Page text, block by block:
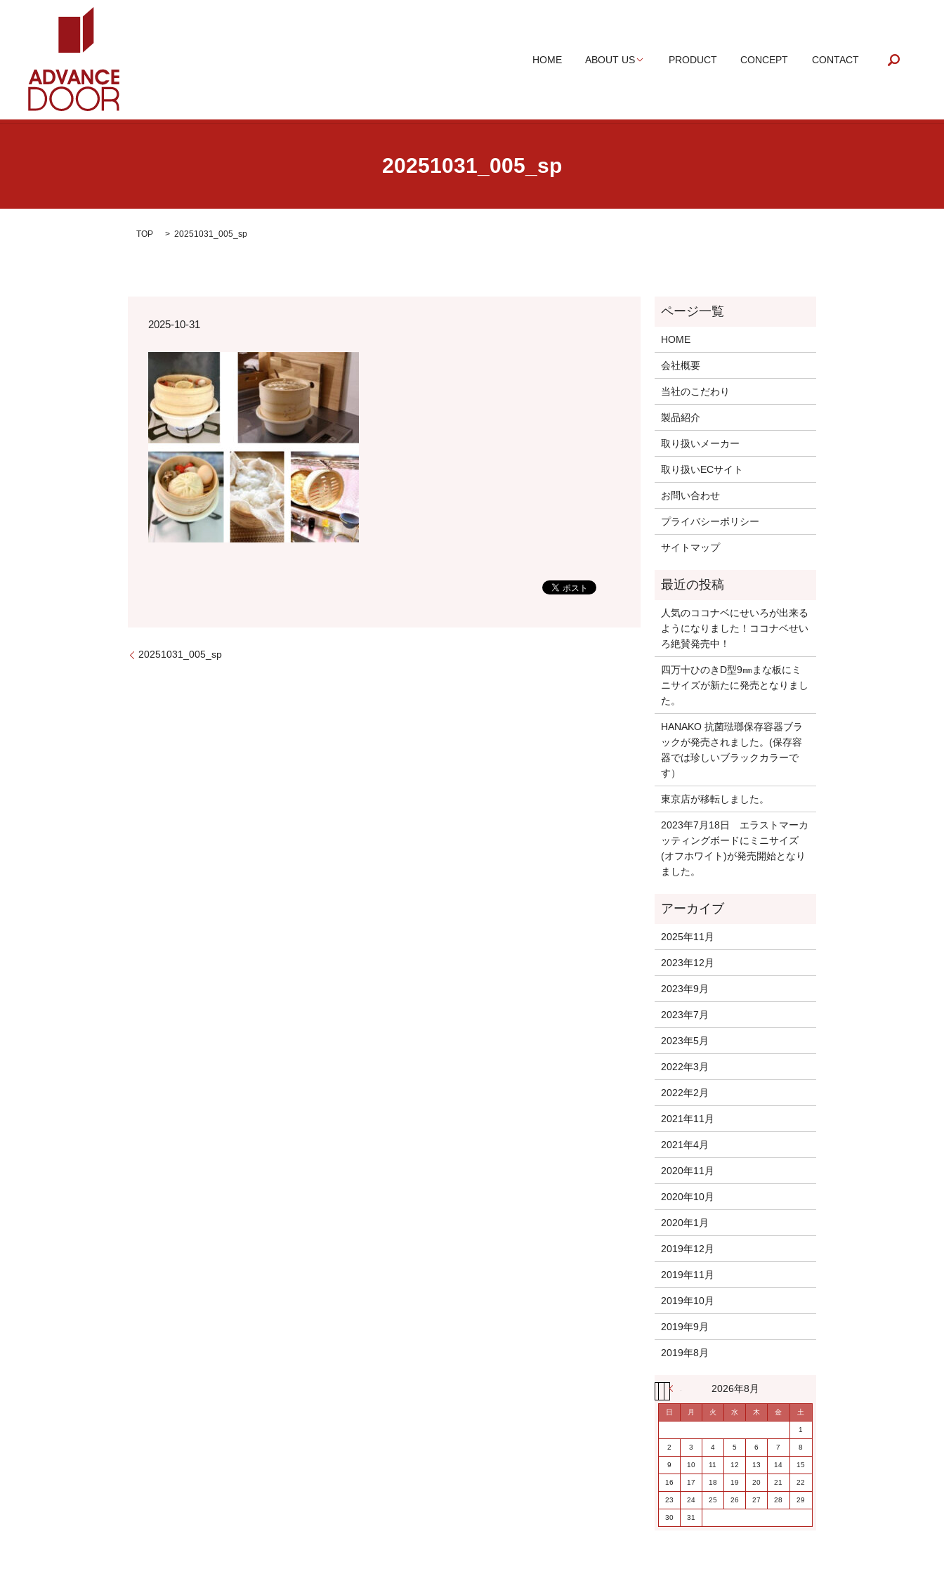
HOME ABOUT US PRODUCT CONCEPT CONTACT
20251031_005_sp
TOP 20251031_005_sp
2025-10-31
20251031_005_sp
HOME
会社概要
当社のこだわり
製品紹介
取り扱いメーカー
取り扱いECサイト
お問い合わせ
プライバシーポリシー
サイトマップ
人気のココナベにせいろが出来る
ようになりました！ココナベせい
ろ絶賛発売中！
四万十ひのきD型9㎜まな板にミ
ニサイズが新たに発売となりまし
た。
HANAKO 抗菌琺瑯保存容器ブラ
ックが発売されました。(保存容
器では珍しいブラックカラーで
す）
東京店が移転しました。
2023年7月18日 エラストマーカ
ッティングボードにミニサイズ
(オフホワイト)が発売開始となり
ました。
2025年11月
2023年12月
2023年9月
2023年7月
2023年5月
2022年3月
2022年2月
2021年11月
2021年4月
2020年11月
2020年10月
2020年1月
2019年12月
2019年11月
2019年10月
2019年9月
2019年8月
2026年8月
日 月 火 水 木 金 土
1
2 3 4 5 6 7 8
9 10 11 12 13 14 15
16 17 18 19 20 21 22
23 24 25 26 27 28 29
30 31